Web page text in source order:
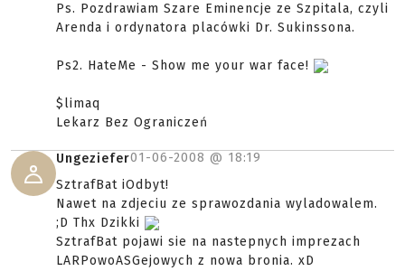
Ps. Pozdrawiam Szare Eminencje ze Szpitala, czyli
Arenda i ordynatora placówki Dr. Sukinssona.
Ps2. HateMe - Show me your war face!
$limaq
Lekarz Bez Ograniczeń
Ungeziefer01-06-2008 @ 18:19
SztrafBat iOdbyt!
Nawet na zdjeciu ze sprawozdania wyladowalem.
;D Thx Dzikki
SztrafBat pojawi sie na nastepnych imprezach
LARPowoASGejowych z nowa bronia. xD